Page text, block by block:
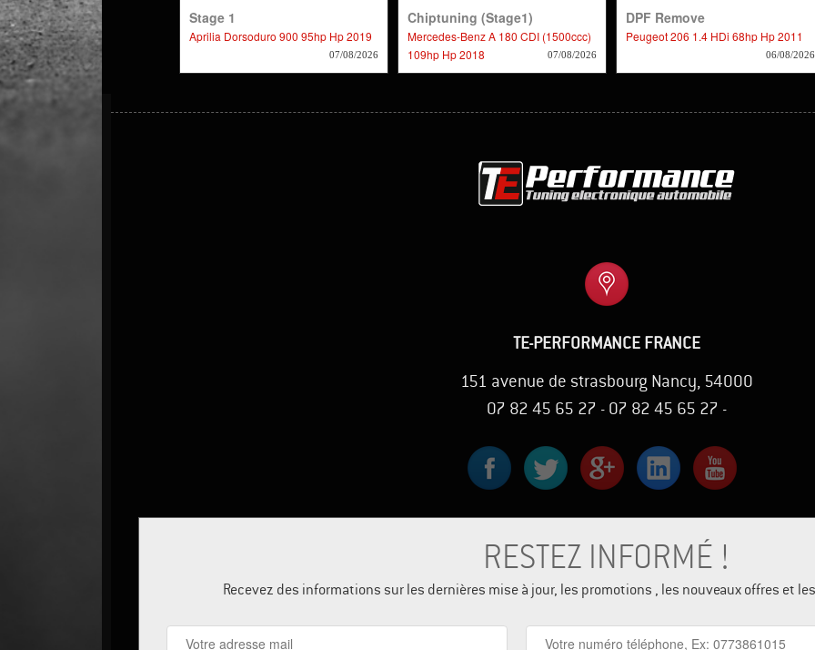
Stage 1
Aprilia Dorsoduro 900 95hp Hp 2019
07/08/2026
Chiptuning (stage1)
Mercedes-Benz A 180 CDI (1500ccc)
109hp Hp 2018
07/08/2026
DPF Remove
Peugeot 206 1.4 HDi 68hp Hp 2011
06/08/2026
TE-PERFORMANCE FRANCE
151 avenue de strasbourg Nancy, 54000
07 82 45 65 27 - 07 82 45 65 27 -
RESTEZ INFORMÉ !
Recevez des informations sur les dernières mise à jour, les promotions , les nouveaux offres et